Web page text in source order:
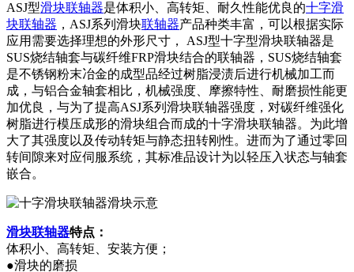
ASJ型滑块联轴器是体积小、高转矩、耐久性能优良的十字滑
块联轴器 ，ASJ系列滑块联轴器产品种类丰富，可以根据实际
应用需要选择理想的外形尺寸， ASJ型十字型滑块联轴器是
SUS烧结轴套与碳纤维FRP滑块结合的联轴器，SUS烧结轴套
是不锈钢粉末冶金的成型品经过树脂浸渍后进行机械加工而
成，与铝合金轴套相比，机械强度、摩擦特性、耐磨损性能更
加优良，与为了提高ASJ系列滑块联轴器强度，对碳纤维强化
树脂进行模压成形的滑块组合而成的十字滑块联轴器。为此增
大了其强度以及传动转矩与静态扭转刚性。进而为了通过零回
转间隙来对应伺服系统，其标准品设计为以轻压入状态与轴套
嵌合。
滑块联轴器特点：
体积小、高转矩、安装方便；
●滑块的磨损